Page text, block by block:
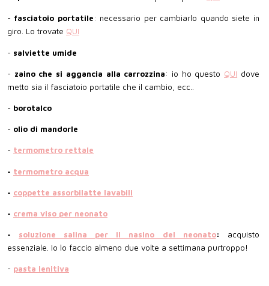
- fasciatoio portatile: necessario per cambiarlo quando siete in
giro. Lo trovate QUI
- salviette umide
- zaino che si aggancia alla carrozzina: io ho questo QUI dove
metto sia il fasciatoio portatile che il cambio, ecc..
- borotalco
- olio di mandorle
- termometro rettale
- termometro acqua
- coppette assorbilatte lavabili
- crema viso per neonato
- soluzione salina per il nasino del neonato:
acquisto
essenziale. Io lo faccio almeno due volte a settimana purtroppo!
- pasta lenitiva